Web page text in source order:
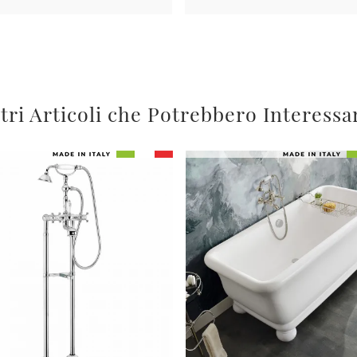
Articoli che Potrebbero